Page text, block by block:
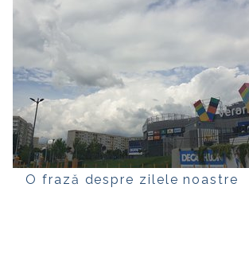
O frază despre zilele noastre